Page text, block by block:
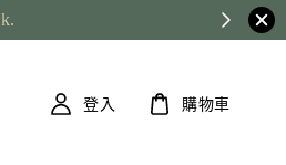
登入 購物車